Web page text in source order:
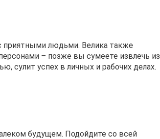
приятными людьми. Велика также
– позже вы сумеете извлечь из
сулит успех в личных и рабочих делах.
будущем. Подойдите со всей